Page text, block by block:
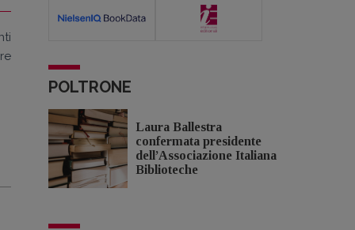
POLTRONE
Laura Ballestra
confermata presidente
dell’Associazione Italiana
Biblioteche